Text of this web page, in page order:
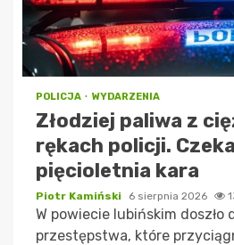
POLICJA WYDARZENIA
Złodziej paliwa z
rękach policji.
pięcioletnia kara
Piotr Kamiński 6 sierpnia 2026
W powiecie lubińskim doszło
przestępstwa, które